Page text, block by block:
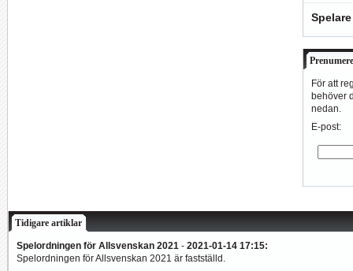
För att
behöver
nedan.
E-post:
Tidigare artiklar
Spelordningen för Allsvenskan 2021 - 2021-01-14 17:15:
Spelordningen för Allsvenskan 2021 är fastställd.